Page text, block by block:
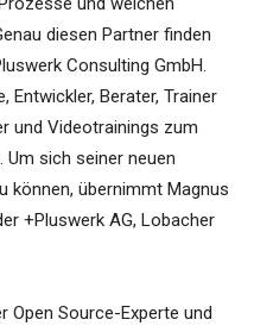
diesen Partner finden
Consulting GmbH.
Entwickler, Berater, Trainer
und Videotrainings zum
Um sich seiner neuen
können, übernimmt Magnus
+Pluswerk AG, Lobacher
Open Source-Experte und